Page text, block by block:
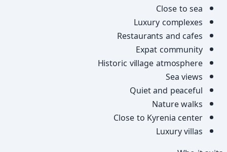
Close to sea
Luxury complexes
Restaurants and cafes
Expat community
Historic village atmosphere
Sea views
Quiet and peaceful
Nature walks
Close to Kyrenia center
Luxury villas